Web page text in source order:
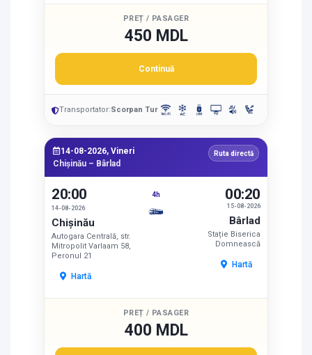
PREȚ / PASAGER
450 MDL
Continuă
Transportator:Scorpan Tur
14-08-2026, Vineri
Chișinău – Bârlad
Ruta directă
20:00
14-08-2026
Chișinău
Autogara Centrală, str.
Mitropolit Varlaam 58,
Peronul 21
Hartă
4h
15-08-2026
00:20
Bârlad
Stație Biserica
Domnească
Hartă
PREȚ / PASAGER
400 MDL